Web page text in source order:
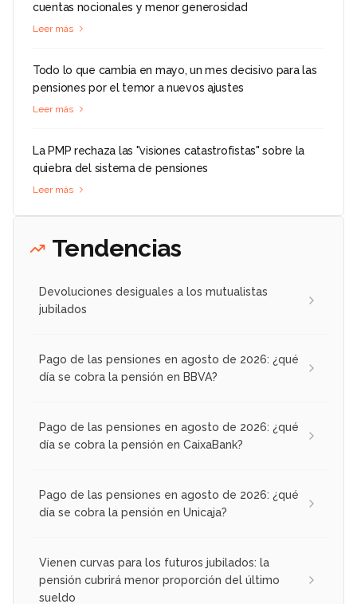
cuentas nocionales y menor generosidad
Leer más
Todo lo que cambia en mayo, un mes decisivo para las
pensiones por el temor a nuevos ajustes
Leer más
La PMP rechaza las "visiones catastrofistas" sobre la
quiebra del sistema de pensiones
Leer más
Tendencias
Devoluciones desiguales a los mutualistas
jubilados
Pago de las pensiones en agosto de 2026: ¿qué
día se cobra la pensión en BBVA?
Pago de las pensiones en agosto de 2026: ¿qué
día se cobra la pensión en CaixaBank?
Pago de las pensiones en agosto de 2026: ¿qué
día se cobra la pensión en Unicaja?
Vienen curvas para los futuros jubilados: la
pensión cubrirá menor proporción del último
sueldo